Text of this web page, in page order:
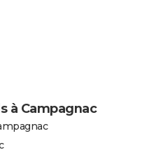
à Campagnac